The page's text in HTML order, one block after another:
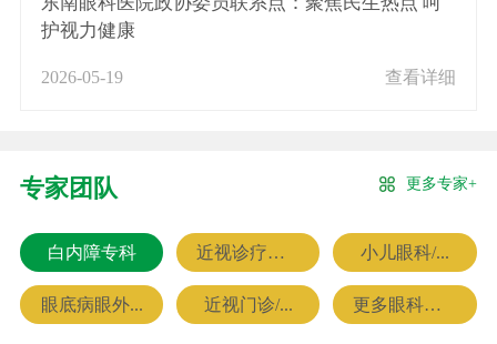
护视力健康
2026-05-19 查看详细
专家团队 更多专家+
白内障专科 近视诊疗专科 小儿眼科/...
眼底病眼外... 近视门诊/... 更多眼科专家